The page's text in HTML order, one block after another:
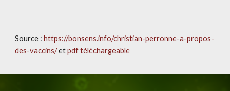
Source : https://bonsens.info/christian-perronne-a-propos-
des-vaccins/ et pdf téléchargeable